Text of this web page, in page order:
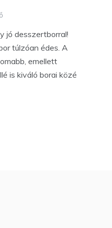
jó desszertborral!
túlzóan édes. A
emellett
is kiváló borai közé